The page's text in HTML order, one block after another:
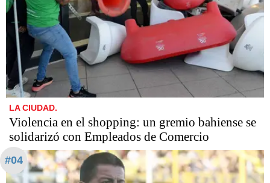
LA CIUDAD.
Violencia en el shopping: un gremio bahiense se
solidarizó con Empleados de Comercio
#04